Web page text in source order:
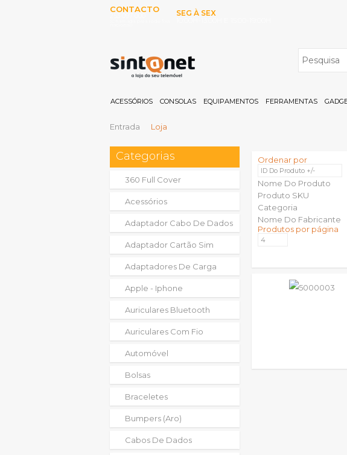
CONTACTO
SEG À SEX
ACESSÓRIOS CONSOLAS EQUIPAMENTOS FERRAMENTAS
Entrada Loja
Categorias
360 Full Cover
Acessórios
Adaptador Cabo De Dados
Adaptador Cartão Sim
Adaptadores De Carga
Apple - Iphone
Auriculares Bluetooth
Auriculares Com Fio
Automóvel
Bolsas
Braceletes
Bumpers (aro)
Cabos De Dados
Ordenar por
ID Do Produto +/-
Nome Do Produto
Produto SKU
Categoria
Nome Do Fabricante
Produtos por página